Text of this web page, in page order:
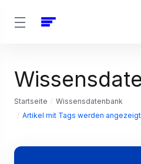
Startseite
Wissensdatenbank
Artikel mit Tags werden